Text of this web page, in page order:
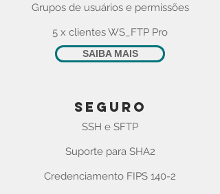
Grupos de usuários e permissões
5 x clientes WS_FTP Pro
SAIBA MAIS
seguro
SSH e SFTP
Suporte para SHA2
Credenciamento FIPS 140-2